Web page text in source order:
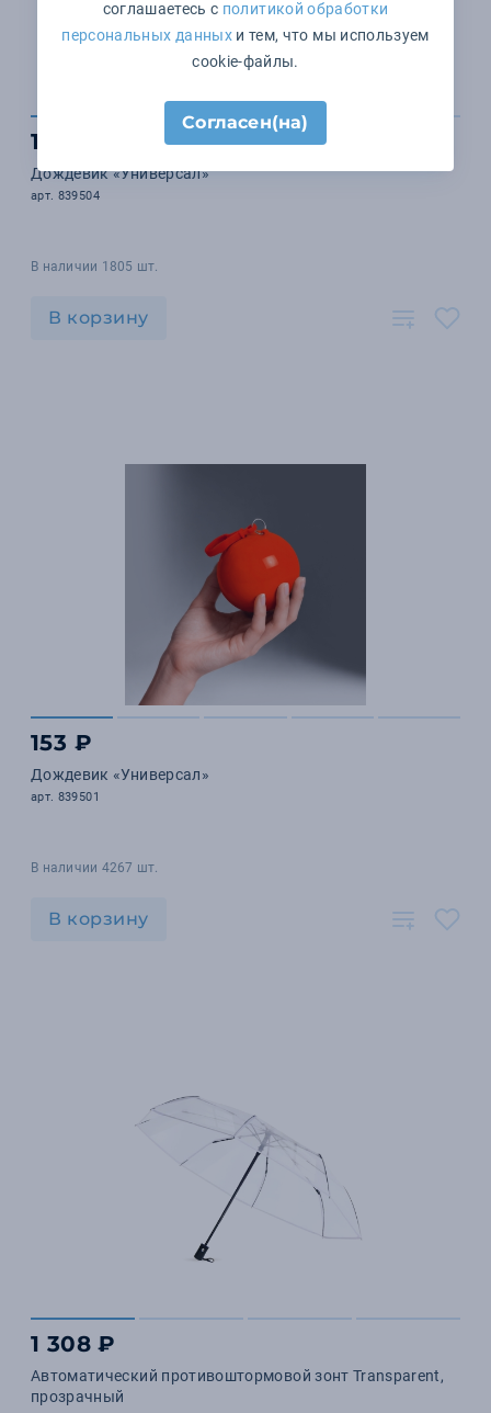
153 ₽
Дождевик «Универсал»
арт. 839504
В наличии 1805 шт.
В корзину
153 ₽
Дождевик «Универсал»
арт. 839501
В наличии 4267 шт.
В корзину
1 308 ₽
Автоматический противоштормовой зонт Transparent,
прозрачный
соглашаетесь с политикой обработки
персональных данныхи тем, что мы используем
cookie-файлы.
Согласен(на)